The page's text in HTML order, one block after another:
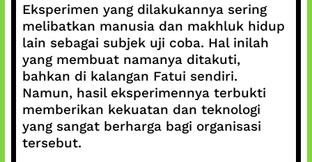
Eksperimen yang dilakukannya sering
melibatkan manusia dan makhluk hidup
lain sebagai subjek uji coba. Hal inilah
yang membuat namanya ditakuti,
bahkan di kalangan Fatui sendiri.
Namun, hasil eksperimennya terbukti
memberikan kekuatan dan teknologi
yang sangat berharga bagi organisasi
tersebut.